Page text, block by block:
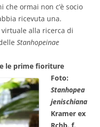
ormai non c’è socio
ricevuta una.
alla ricerca di
Stanhopeinae
le prime fioriture
Foto:
Stanhopea
jenischiana
Kramer ex
Rchb. f.